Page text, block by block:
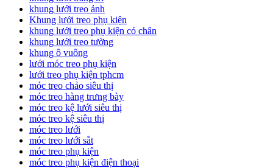
khung lưới treo ảnh
Khung lưới treo phụ kiện
khung lưới treo phụ kiện có chân
khung lưới treo tường
khung ô vuông
lưới móc treo phụ kiện
lưới treo phụ kiện tphcm
móc treo chảo siêu thị
móc treo hàng trưng bày
móc treo kệ lưới siêu thị
móc treo kệ siêu thị
móc treo lưới
móc treo lưới sắt
móc treo phụ kiện
móc treo phụ kiện điện thoại